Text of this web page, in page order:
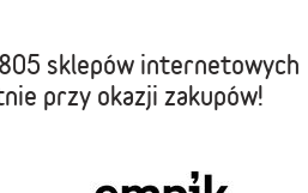
sklepów internetowych
przy okazji zakupów!